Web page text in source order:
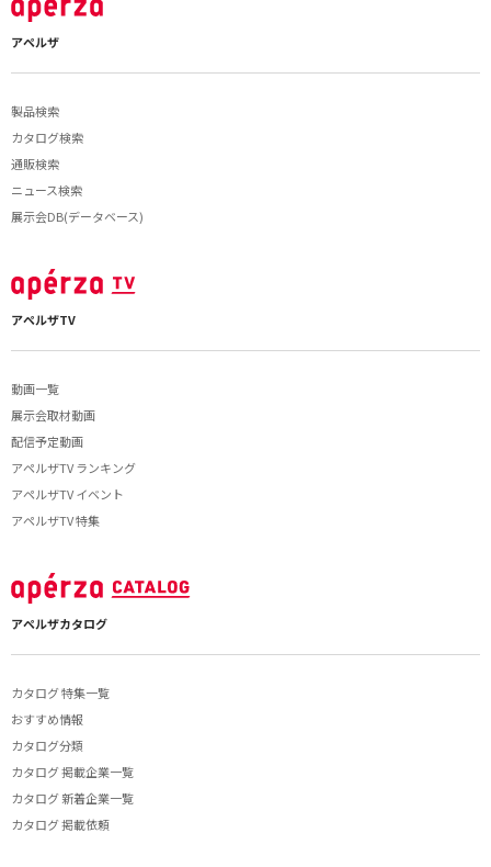
アペルザ
製品検索
カタログ検索
通販検索
ニュース検索
展示会DB(データベース)
アペルザTV
動画一覧
展示会取材動画
配信予定動画
アペルザTV ランキング
アペルザTV イベント
アペルザTV 特集
アペルザカタログ
カタログ 特集一覧
おすすめ情報
カタログ分類
カタログ 掲載企業一覧
カタログ 新着企業一覧
カタログ 掲載依頼